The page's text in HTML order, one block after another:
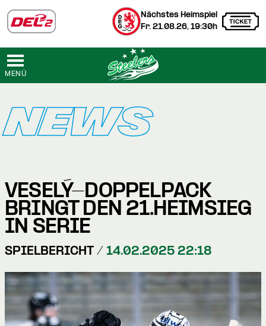
Nächstes Heimspiel
Fr. 21.08.26, 19:30h
MENÜ
NEWS
VESELÝ-DOPPELPACK
BRINGT DEN 21.HEIMSIEG
IN SERIE
SPIELBERICHT / 14.02.2025 22:18